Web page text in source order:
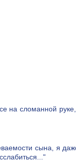
на сломанной руке,
сына, я